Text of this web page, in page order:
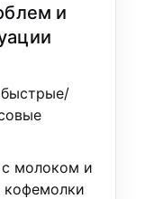
и
с молоком и
кофемолки